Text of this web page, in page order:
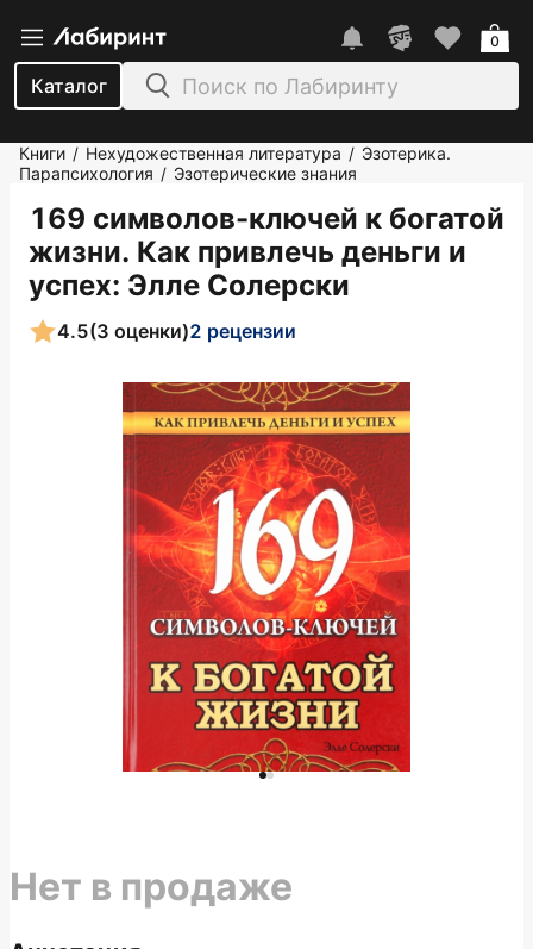
Каталог
0
Книги / Нехудожественная литература / Эзотерика.
Парапсихология / Эзотерические знания
169 символов-ключей к богатой
жизни. Как привлечь деньги и
успех: Элле Солерски
4.5(3 оценки)2 рецензии
Нет в продаже